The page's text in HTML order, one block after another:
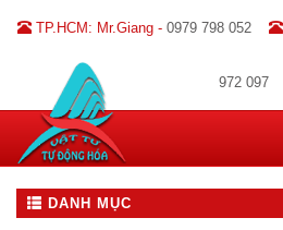
TP.HCM: Mr.Giang - 0979 798 052
972 097
DANH MỤC